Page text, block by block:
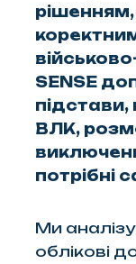
SENSE
ВЛК,
потрібні
Ми
облікові